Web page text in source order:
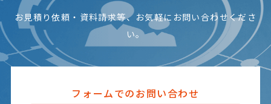
お見積り依頼・資料請求等、お気軽にお問い合わせくださ
い。
フォームでのお問い合わせ